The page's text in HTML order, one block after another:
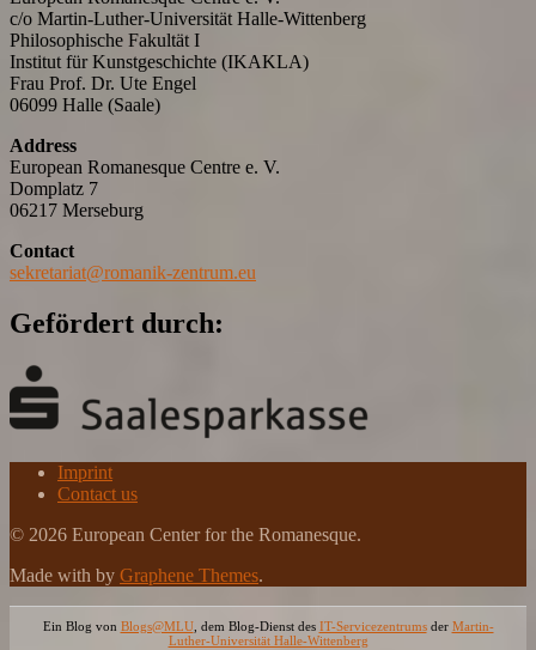
c/o Martin-Luther-Universität Halle-Wittenberg
Philosophische Fakultät I
Institut für Kunstgeschichte (IKAKLA)
Frau Prof. Dr. Ute Engel
06099 Halle (Saale)
Address
European Romanesque Centre e. V.
Domplatz 7
06217 Merseburg
Contact
sekretariat@romanik-zentrum.eu
Gefördert durch:
Imprint
Contact us
© 2026 European Center for the Romanesque.
Made with by Graphene Themes.
Ein Blog von Blogs@MLU, dem Blog-Dienst des IT-Servicezentrumsder Martin-
Luther-Universität Halle-Wittenberg